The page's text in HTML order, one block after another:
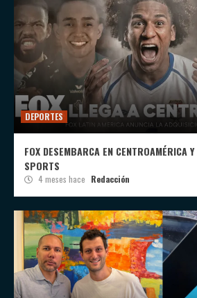
DEPORTES
FOX DESEMBARCA EN CENTROAMÉRICA
SPORTS
4 meses hace Redacción